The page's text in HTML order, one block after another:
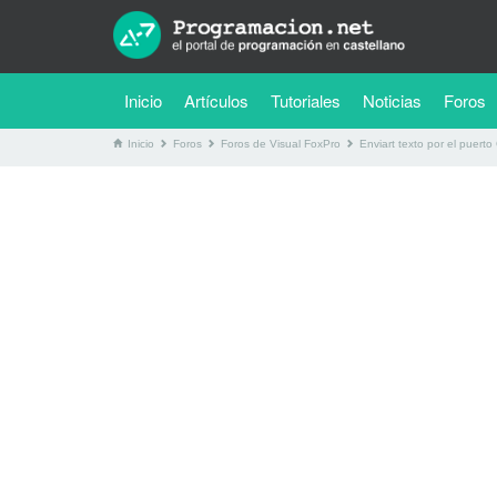
Inicio Artículos Tutoriales (current)
Noticias Foros
Inicio Foros Foros de Visual FoxPro Enviart texto por el puerto